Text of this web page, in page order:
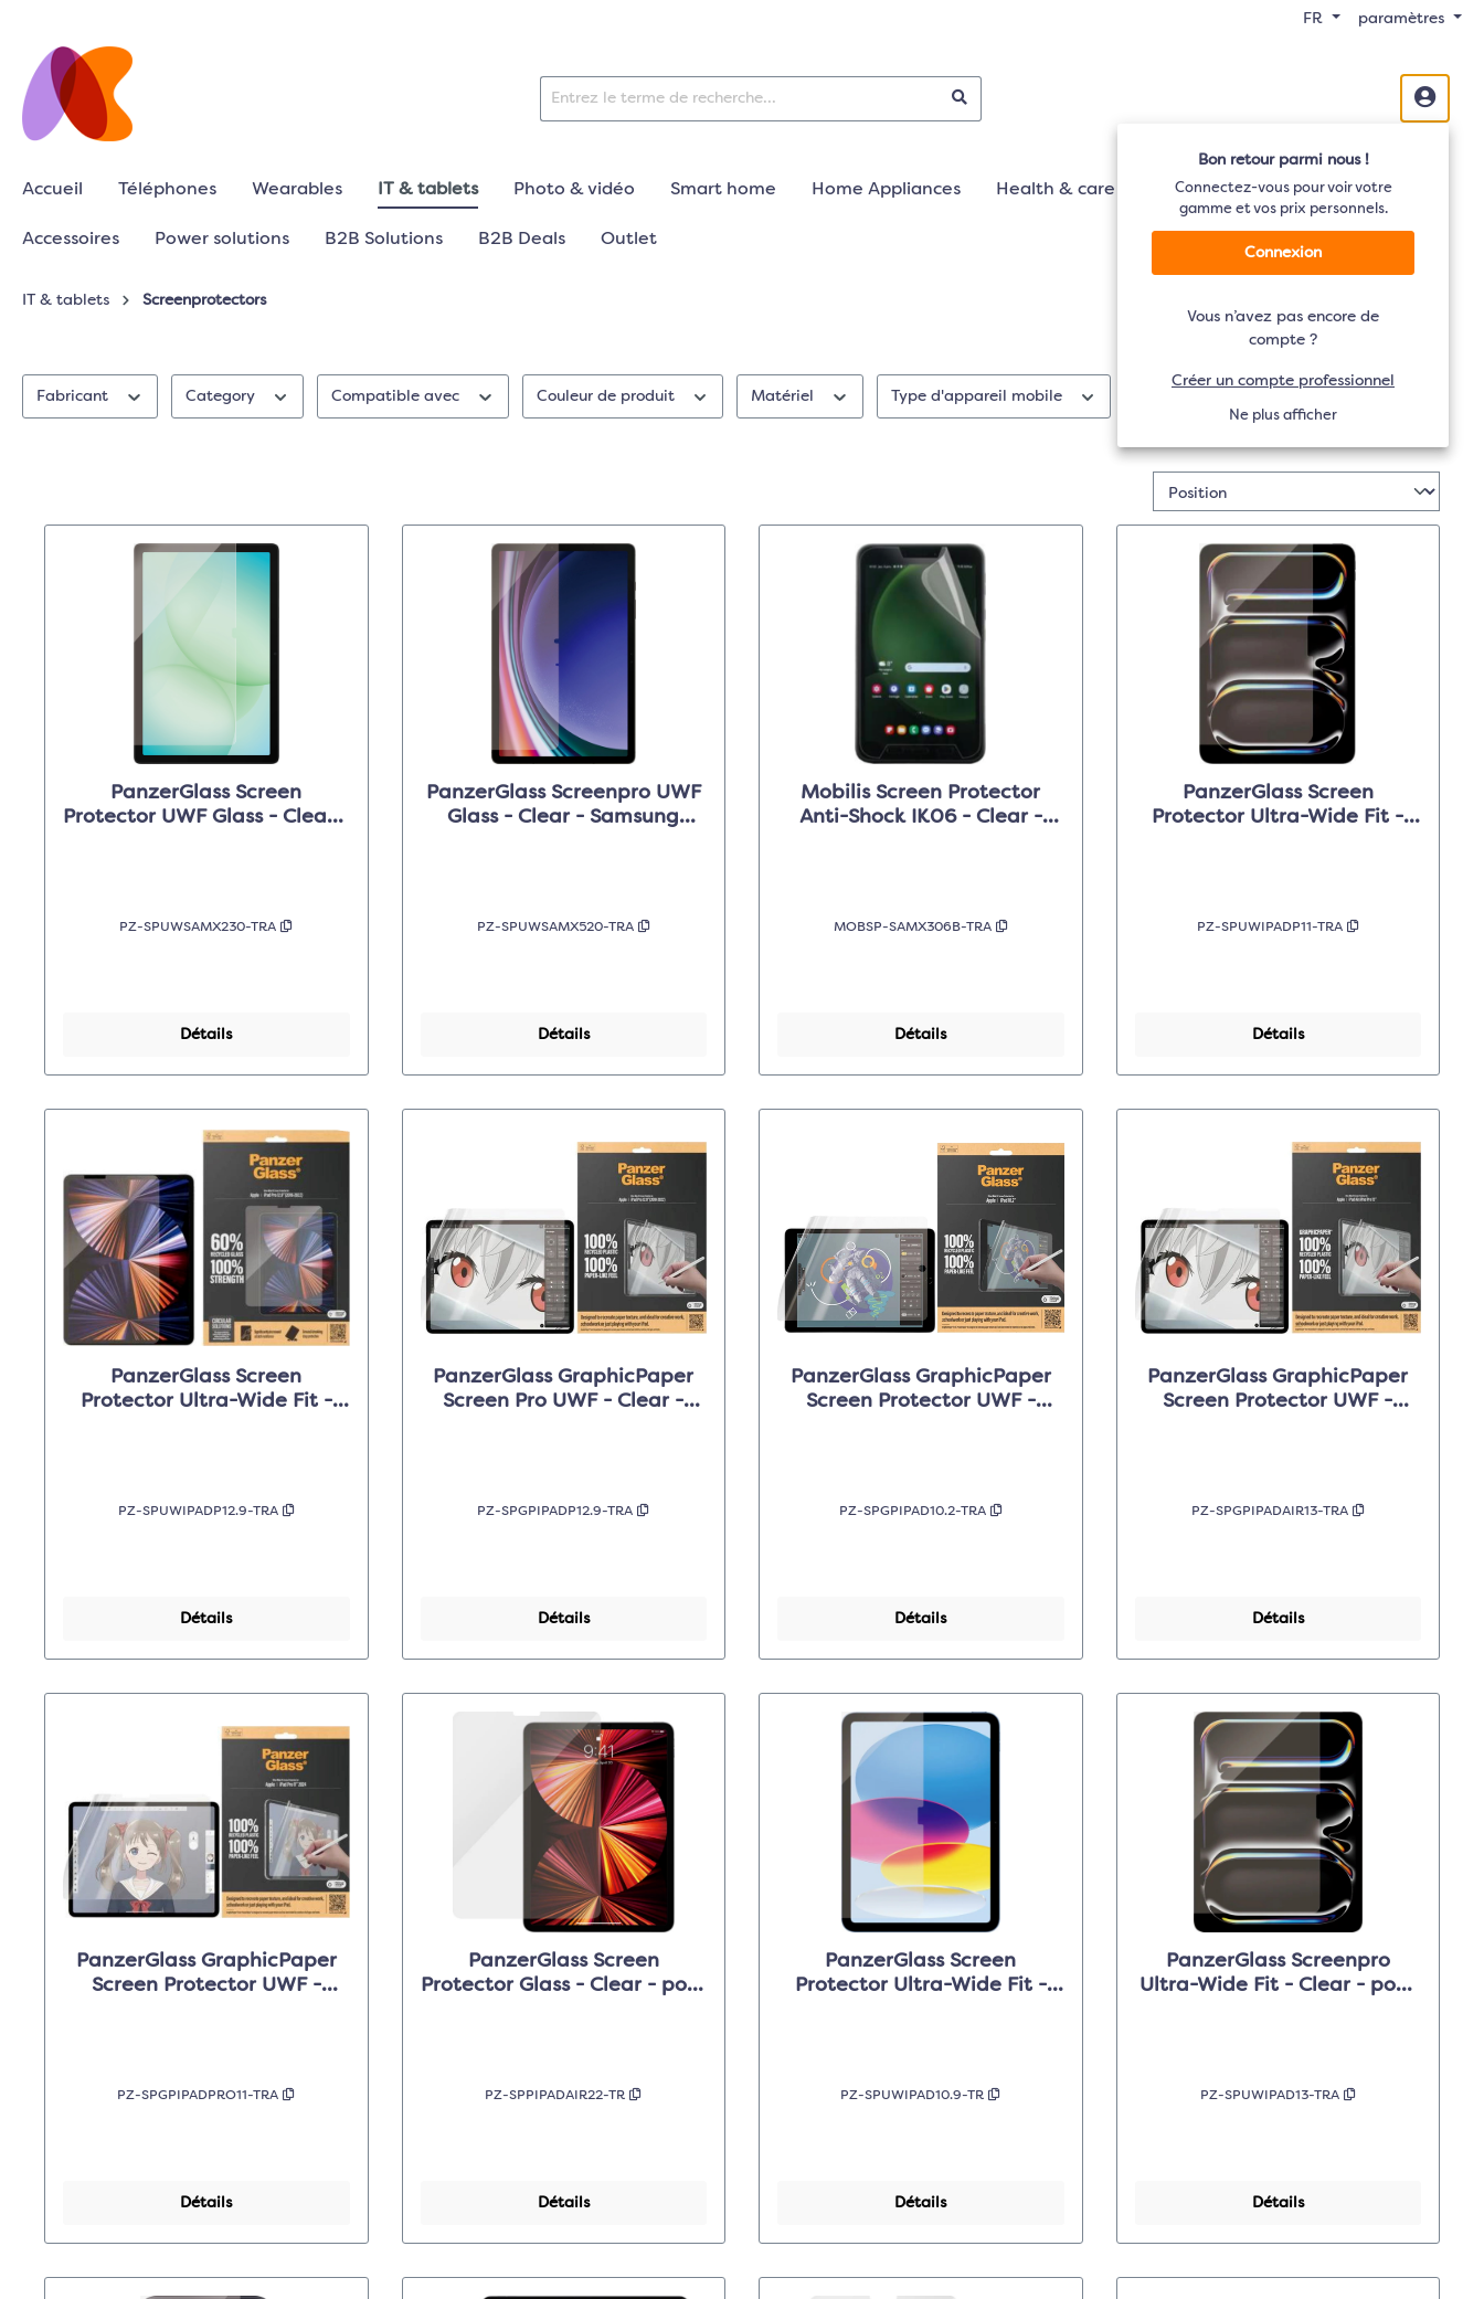
FR paramètres
Bon retour parmi nous !
Connectez-vous pour voir votre
gamme et vos prix personnels.
Connexion
Vous n’avez pas encore de
compte ?
Créer un compte professionnel
Ne plus afficher
Accueil Téléphones Wearables IT & tablets Photo & vidéo Smart home Home Appliances Health & care Mobilité Audio TV
Accessoires Power solutions B2B Solutions B2B Deals Outlet
IT & tablets Screenprotectors
Fabricant Category Compatible avec Couleur de produit Matériel Type d'appareil mobile
PanzerGlass Screen
Protector UWF Glass - Clear -
PZ-SPUWSAMX230-TRA
Détails
PanzerGlass Screenpro UWF
Glass - Clear - Samsung
PZ-SPUWSAMX520-TRA
Détails
Mobilis Screen Protector
Anti-Shock IK06 - Clear -
MOBSP-SAMX306B-TRA
Détails
PanzerGlass Screen
Protector Ultra-Wide Fit -
PZ-SPUWIPADP11-TRA
Détails
PanzerGlass Screen
Protector Ultra-Wide Fit -
PZ-SPUWIPADP12.9-TRA
Détails
PanzerGlass GraphicPaper
Screen Pro UWF - Clear -
PZ-SPGPIPADP12.9-TRA
Détails
PanzerGlass GraphicPaper
Screen Protector UWF -
PZ-SPGPIPAD10.2-TRA
Détails
PanzerGlass GraphicPaper
Screen Protector UWF -
PZ-SPGPIPADAIR13-TRA
Détails
PanzerGlass GraphicPaper
Screen Protector UWF -
PZ-SPGPIPADPRO11-TRA
Détails
PanzerGlass Screen
Protector Glass - Clear - pour
PZ-SPPIPADAIR22-TR
Détails
PanzerGlass Screen
Protector Ultra-Wide Fit -
PZ-SPUWIPAD10.9-TR
Détails
PanzerGlass Screenpro
Ultra-Wide Fit - Clear - pour
PZ-SPUWIPAD13-TRA
Détails